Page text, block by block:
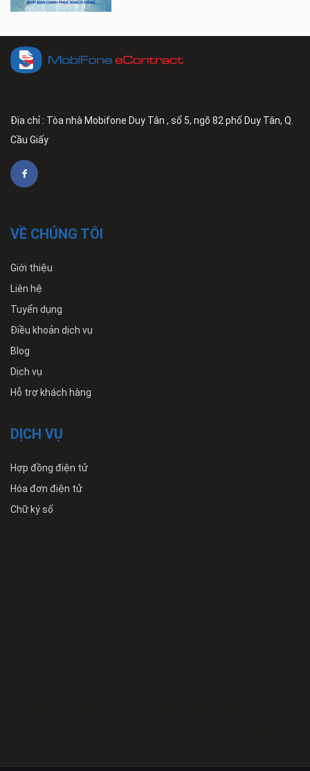
Địa chỉ : Tòa nhà Mobifone Duy Tân , số 5, ngõ 82 phố Duy Tân, Q.
Cầu Giấy
VỀ CHÚNG TÔI
Giới thiệu
Liên hệ
Tuyển dụng
Điều khoản dịch vụ
Blog
Dịch vụ
Hỗ trợ khách hàng
DỊCH VỤ
Hợp đồng điện tử
Hóa đơn điện tử
Chữ ký số